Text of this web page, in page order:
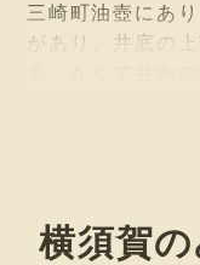
三崎町油壺にあ
があり、井底の
眞高二四米五は
横須賀